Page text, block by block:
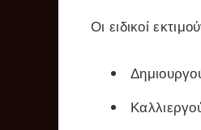
Οι ειδικοί